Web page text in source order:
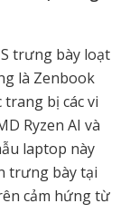
trưng bày loạt
là Zenbook
trang bị các vi
Ryzen AI và
laptop này
trưng bày tại
cảm hứng từ